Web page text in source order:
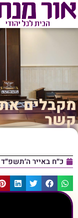
לתוכן
מקבלים
קשר
כ״ח באייר ה׳תשפ״ד